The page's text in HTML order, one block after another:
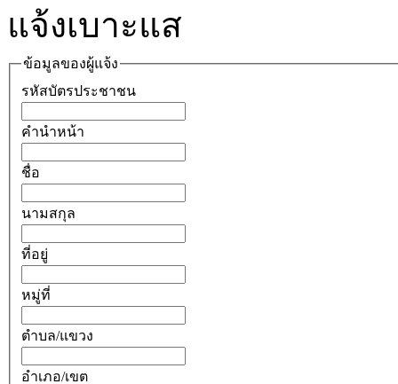
แจ้งเบาะแส
ข้อมูลของผู้แจ้ง
รหัสบัตรประชาชน
คำนำหน้า
ชื่อ
นามสกุล
ที่อยู่
หมู่ที่
ตำบล/แขวง
อำเภอ/เขต